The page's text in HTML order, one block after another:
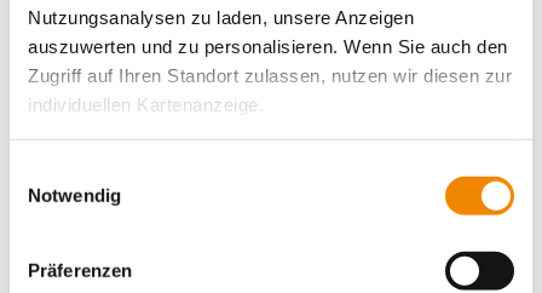
Nutzungsanalysen zu laden, unsere Anzeigen
auszuwerten und zu personalisieren. Wenn Sie auch den
Zugriff auf Ihren Standort zulassen, nutzen wir diesen zur
individuellen Kartenanzeige.
unsere Partner Daten wie Ihre IP-Adresse und
verarbeiten diese zusammen mit Daten von anderen
Websites. Die Partner erkennen mitunter auch, wenn Sie
zum Website-Besuch verschiedene Geräte verwenden,
Notwendig
Präferenzen
‚Danke‘, sondern echte Unterstützung.
Thiemo Fojkar, Vorstandsvorsitzender des
Freiwilligendiensten öffentlich auf die Aktion
Anerkennung und Wertschätzung für die